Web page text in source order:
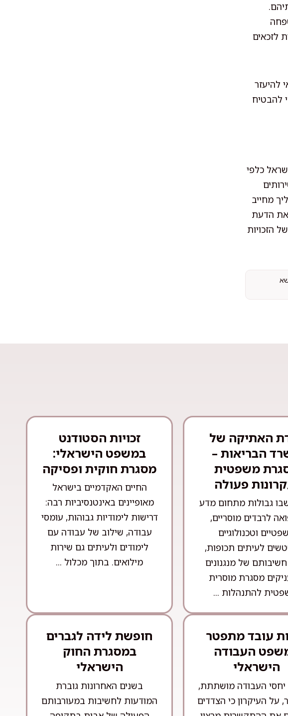
לזכאים
להיעזר
להבטיח
כלפי
מחייב
את הדעת
הזכויות
האתיקה של
הבריאות –
משפטית
פעולה
גבולות מתחום מדע
לרבדים מוסריים,
וטכנולוגיים
לעיתים תכופות,
של מנגנונים
מסגרת מוסרית
להתנהלות ...
זכויות הסטודנט
במשפט הישראלי:
מסגרת חוקית ופסיקה
החיים האקדמיים בישראל
מאופיינים באינטנסיביות רבה:
דרישות לימודיות גבוהות, עומסי
עבודה, שילוב של עבודה עם
לימודים ולעיתים גם שירות
מילואים. בתוך מכלול ...
עובד מתפטר
העבודה
הישראלי
העבודה מושתתת,
על העיקרון כי הצדדים
חופשת לידה לגברים
במסגרת החוק
הישראלי
בשנים האחרונות גוברת
המודעות לחשיבות במעורבותם